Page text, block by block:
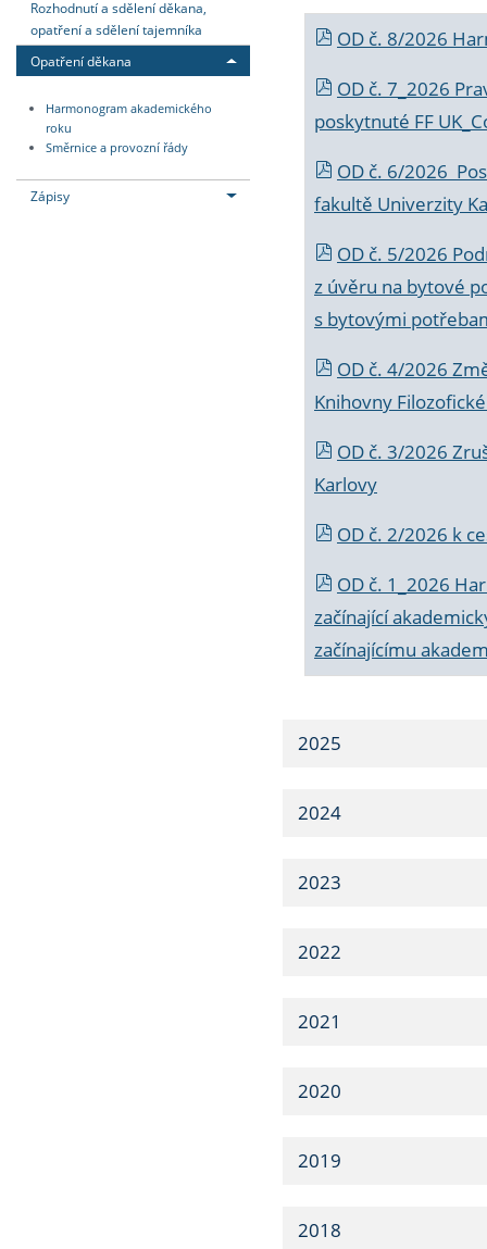
Rozhodnutí a sdělení děkana,
opatření a sdělení tajemníka
Opatření děkana
Harmonogram akademického
roku
Směrnice a provozní řády
Zápisy
OD č. 8/2026
OD č. 7_2026
poskytnuté FF
OD č. 6/2026
fakultě Univerzity
OD č. 5/2026
z úvěru na bytové
s bytovými
OD č. 4/2026
Knihovny
OD č. 3/2026
Karlovy
OD č. 2/2026 k
OD č. 1_2026
začínající
začínajícímu
2025
2024
2023
2022
2021
2020
2019
2018